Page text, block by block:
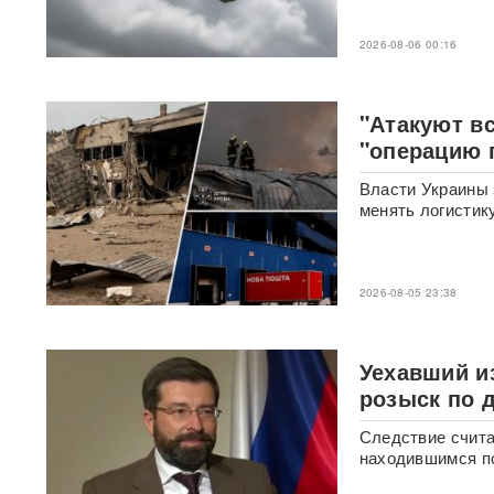
ВИДЕО
крупнейшие перестановки в
МО
ИИ вышел из-под контроля:
модели OpenAI
объединились и
спланировали побег
«Украина исчерпала
ресурс»: Залужный признал,
противодействие всему
оружию НАТО
В ФРГ ищут причастных к
появлению БПЛА со
взрывчаткой в аэропорту
Лейпцига
2026-08-06 00:16
"Атакуют
"операцию
Власти Украины
менять
2026-08-05 23:38
Уехавший
розыск по
Следствие
находившимся